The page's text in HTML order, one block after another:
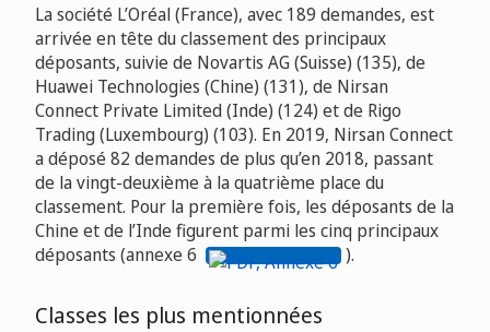
La société L’Oréal (France), avec 189 demandes, est
arrivée en tête du classement des principaux
déposants, suivie de Novartis AG (Suisse) (135), de
Huawei Technologies (Chine) (131), de Nirsan
Connect Private Limited (Inde) (124) et de Rigo
Trading (Luxembourg) (103). En 2019, Nirsan Connect
a déposé 82 demandes de plus qu’en 2018, passant
de la vingt-deuxième à la quatrième place du
classement. Pour la première fois, les déposants de la
Chine et de l’Inde figurent parmi les cinq principaux
déposants (annexe 6
).
Classes les plus mentionnées